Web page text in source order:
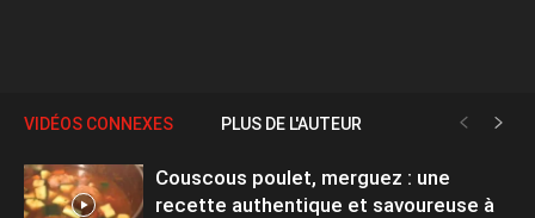
VIDÉOS CONNEXES PLUS DE L'AUTEUR
Couscous poulet, merguez : une
recette authentique et savoureuse à